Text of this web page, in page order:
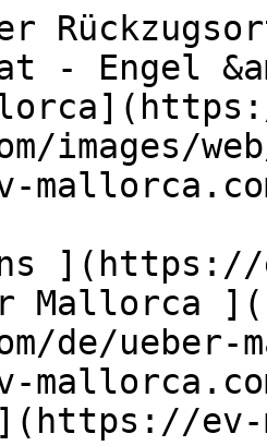
[ Penthouse ](https://ev-mallorca.com/de/mallorca-immobilien?contract_type=0&type%5B0%5D=5) [ Grundstück ](https://ev-mallorca.com/de/mallorca-immobilien?contract_type=0&type%5B0%5D=3) [ Neubauprojekt ](https://ev-mallorca.com/de/mallorca-immobilien?contract_type=0&type%5B0%5D=development) 

  Mieten  [ Alle Immobilien ](https://ev-mallorca.com/de/mallorca-immobilien?contract_type=1) [ Haus ](https://ev-mallorca.com/de/mallorca-immobilien?contract_type=1&type%5B0%5D=0) [ Finca ](https://ev-mallorca.com/de/mallorca-immobilien?contract_type=1&type%5B0%5D=1) [ Apartment ](https://ev-mallorca.com/de/mallorca-immobilien?contract_type=1&type%5B0%5D=2) [ Penthouse ](https://ev-mallorca.com/de/mallorca-immobilien?contract_type=1&type%5B0%5D=5) 

  Ferienvermietung  [ Alle Immobilien ](https://ev-mallorca.com/de/holiday-rentals) [ Haus ](https://ev-mallorca.com/de/holiday-rentals?type%5B0%5D=0) [ Finca ](https://ev-mallorca.com/de/holiday-rentals?type%5B0%5D=1) [ Apartment ](https://ev-mallorca.com/de/holiday-rentals?type%5B0%5D=2) [ Penthouse ](https://ev-mallorca.com/de/holiday-rentals?type%5B0%5D=5) 

  Gewerbe  [ Alle Immobilien ](https://ev-mallorca.com/de/gewerbeimmobilien) [ Land und Forstwirtschaft ](https://ev-mallorca.com/de/gewerbeimmobilien?type%5B0%5D=6) [ Hotel ](https://ev-mallorca.com/de/gewerbeimmobilien?type%5B0%5D=7) [ Industrie ](https://ev-mallorca.com/de/gewerbeimmobilien?type%5B0%5D=8) [ Investment ](https://ev-mallorca.com/de/gewerbeimmobilien?type%5B0%5D=9) [ Gastronomie ](https://ev-mallorca.com/de/gewerbeimmobilien?type%5B0%5D=10) [ Grundstück ](https://ev-mallorca.com/de/gewerbeimmobilien?type%5B0%5D=11) [ Ladenfläche ](https://ev-mallorca.com/de/gewerbeimmobilien?type%5B0%5D=12) [ Sonstiges ](https://ev-mallorca.com/de/gewerbeimmobilien?type%5B0%5D=13) [ Ladenfläche ](https://ev-mallorca.com/de/gewerbeimmobilien?type%5B0%5D=14) 

 [ Neubauprojekt ](https://ev-mallorca.com/de/mallorca-neubauprojekt) 

     Deutsch       [ English ](https://ev-mallorca.com/en/mallorca-property/mediterranean-retreat-in-sought-after-golf-residence-in-bendinat-W-0473PY)   [ Español ](https://ev-mallorca.com/es/inmueble-mallorca/retiro-mediterraneo-en-codiciada-residencia-de-golf-en-bendinat-W-0473PY)    [ Català